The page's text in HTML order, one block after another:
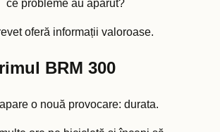
ce probleme au apărut?
oferă informații valoroase.
BRM 300
o nouă provocare: durata.